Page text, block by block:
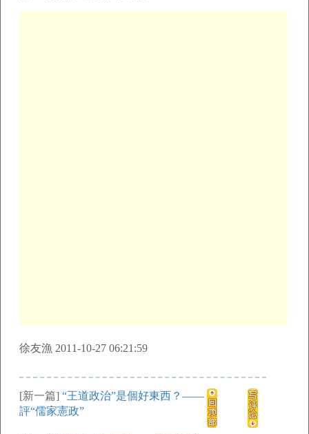
徐友漁 2011-10-27 06:21:59
[新一篇] “王道政治”是個好東西？——
評“儒家憲政”